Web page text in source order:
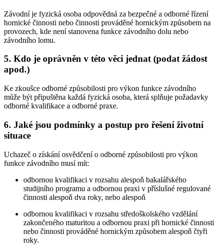
Závodní je fyzická osoba odpovědná za bezpečné a odborné řízení
hornické činnosti nebo činnosti prováděné hornickým způsobem na
provozech, kde není stanovena funkce závodního dolu nebo
závodního lomu.
5. Kdo je oprávněn v této věci jednat (podat žádost
apod.)
Ke zkoušce odborné způsobilosti pro výkon funkce závodního
může být připuštěna každá fyzická osoba, která splňuje požadavky
odborné kvalifikace a odborné praxe.
6. Jaké jsou podmínky a postup pro řešení životní
situace
Uchazeč o získání osvědčení o odborné způsobilosti pro výkon
funkce závodního musí mít:
odbornou kvalifikaci v rozsahu alespoň bakalářského
studijního programu a odbornou praxi v příslušné regulované
činnosti alespoň dva roky, nebo alespoň
odbornou kvalifikaci v rozsahu středoškolského vzdělání
zakončeného maturitou a odbornou praxi při hornické činnosti
nebo činnosti prováděné hornickým způsobem alespoň čtyři
roky.